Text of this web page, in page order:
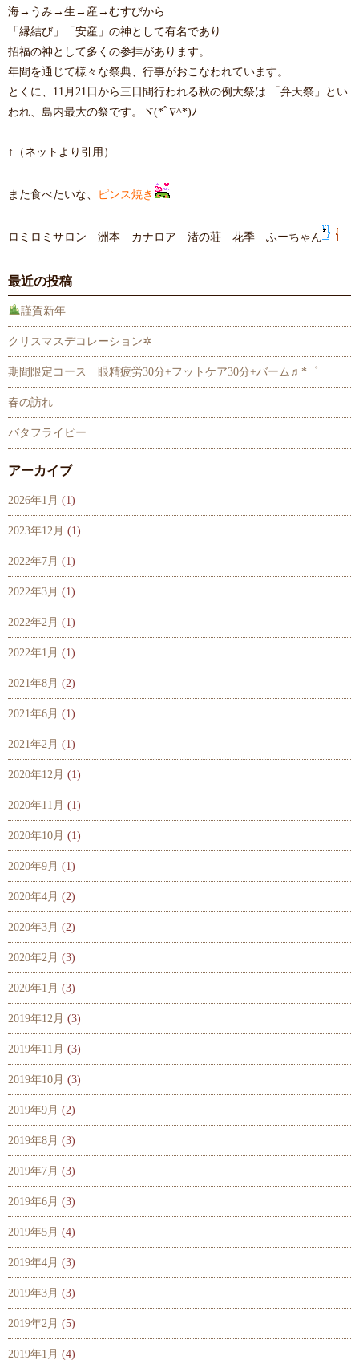
海→うみ→生→産→むすびから
「縁結び」「安産」 の神として有名であり
招福の神として多くの参拝があります。
年間を通じて様々な祭典、行事がおこなわれています。
とくに、11月21日から三日間行われる秋の例大祭は
「弁天祭」
とい
われ、島内最大の祭です。ヾ(*ﾟ∇^*)ﾉ
↑（ネットより引用）
また食べたいな、 ピンス焼き
ロミロミサロン 洲本 カナロア 渚の荘 花季 ふーちゃん
最近の投稿
謹賀新年
クリスマスデコレーション✲
期間限定コース 眼精疲労30分+フットケア30分+バーム♬*゜
春の訪れ
バタフライピー
アーカイブ
2026年1月 (1)
2023年12月 (1)
2022年7月 (1)
2022年3月 (1)
2022年2月 (1)
2022年1月 (1)
2021年8月 (2)
2021年6月 (1)
2021年2月 (1)
2020年12月 (1)
2020年11月 (1)
2020年10月 (1)
2020年9月 (1)
2020年4月 (2)
2020年3月 (2)
2020年2月 (3)
2020年1月 (3)
2019年12月 (3)
2019年11月 (3)
2019年10月 (3)
2019年9月 (2)
2019年8月 (3)
2019年7月 (3)
2019年6月 (3)
2019年5月 (4)
2019年4月 (3)
2019年3月 (3)
2019年2月 (5)
2019年1月 (4)